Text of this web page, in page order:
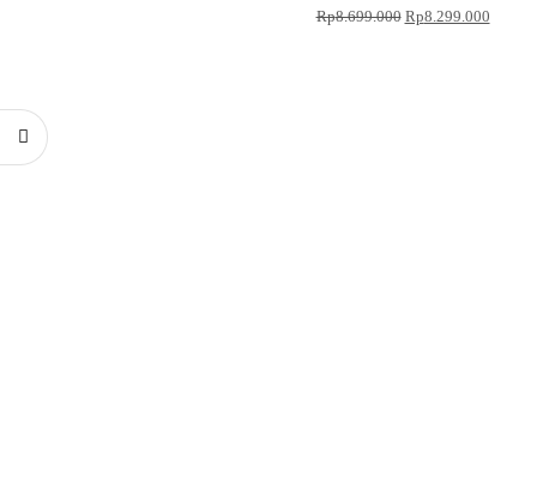
Rp8.699.000 Rp8.299.000